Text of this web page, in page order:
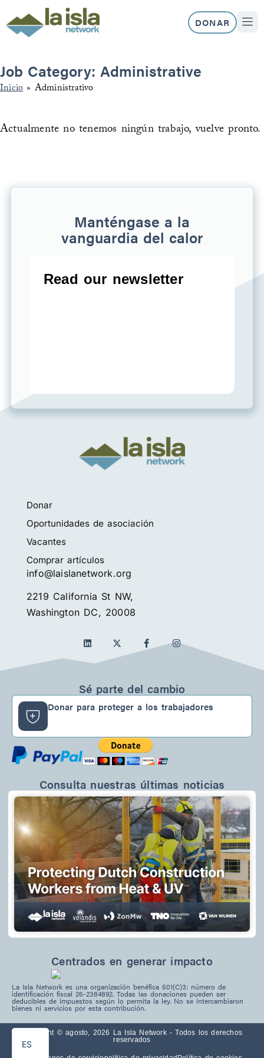
al
contenido
DONAR
Job Category: Administrative
Inicio» Administrativo
Actualmente no tenemos ningún trabajo, vuelve pronto.
Manténgase a la
vanguardia del calor
Donar
Oportunidades de asociación
Vacantes
Comprar artículos
info@laislanetwork.org
2219 California St NW,
Washington DC, 20008
L
i
n
d
I
n
f
a
o
o
k
-
I
n
g
r
a
m
Centrados en generar impacto
La Isla Network es una organización benéfica 501(C)3: número de
identificación fiscal 26-2384892. Todas las donaciones pueden ser
deducibles de impuestos según lo permita la ley. No se intercambiaron
bienes ni servicios por esta contribución.
Sé parte del cambio
Donar para proteger a los trabajadores
Consulta nuestras últimas noticias
Copyright © agosto, 2026 La Isla Network - Todos los derechos
reservados
ES
EN
PT